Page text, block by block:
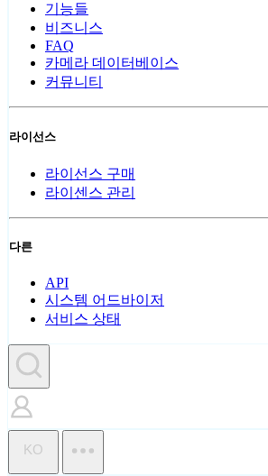
기능들
비즈니스
FAQ
카메라 데이터베이스
커뮤니티
라이선스
라이선스 구매
라이센스 관리
다른
API
시스템 어드바이저
서비스 상태
KO